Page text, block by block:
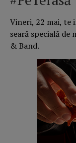
Vineri, 22 mai, te
seară specială de
& Band.